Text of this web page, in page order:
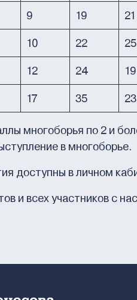
9 19 21
10 22 25
12 24 19
17 35 23
многоборья по 2 и
в многоборье.
доступны в личном
и всех участников с